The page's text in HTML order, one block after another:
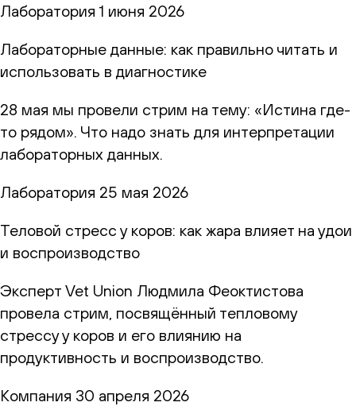
Лаборатория 1 июня 2026
Лабораторные данные: как правильно читать и
использовать в диагностике
28 мая мы провели стрим на тему: «Истина где-
то рядом». Что надо знать для интерпретации
лабораторных данных.
Лаборатория 25 мая 2026
Теловой стресс у коров: как жара влияет на удои
и воспроизводство
Эксперт Vet Union Людмила Феоктистова
провела стрим, посвящённый тепловому
стрессу у коров и его влиянию на
продуктивность и воспроизводство.
Компания 30 апреля 2026